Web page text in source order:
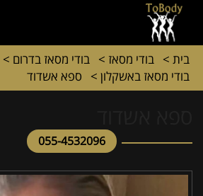
בית > בודי מסאז > בודי מסאז בדרום >
בודי מסאז באשקלון > ספא אשדוד
055-4532096